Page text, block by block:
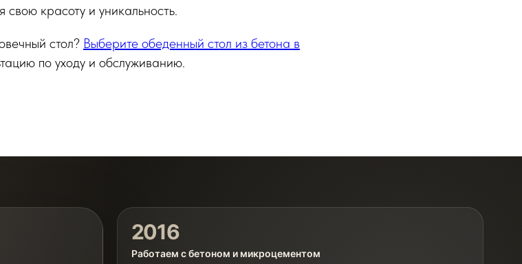
свою красоту и уникальность.
стол? Выберите обеденный стол из бетона в
по уходу и обслуживанию.
2016
Работаем с бетоном и микроцементом